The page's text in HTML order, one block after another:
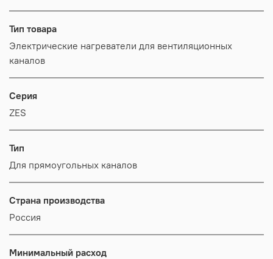
Тип товара
Электрические нагреватели для вентиляционных
каналов
Серия
ZES
Тип
Для прямоугольных каналов
Страна производства
Россия
Минимальный расход